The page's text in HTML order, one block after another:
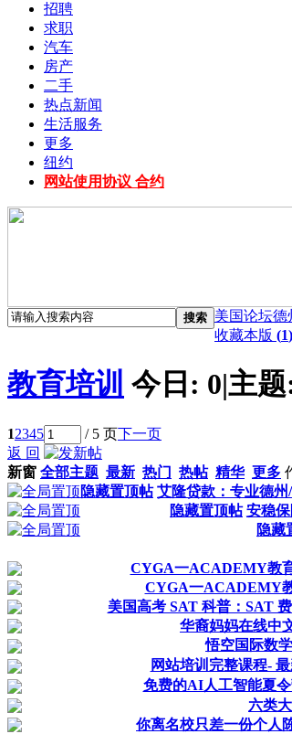
招聘
求职
汽车
房产
二手
热点新闻
生活服务
更多
纽约
网站使用协议 合约
搜索 美国论坛德
收藏本版 (1)
教育培训 今日: 0|主题
12345 / 5 页下一页
返 回
新窗 全部主题 最新 热门 热帖 精华 更多
隐藏置顶帖 艾隆贷款：专业德
隐藏置顶帖 安稳
隐藏
CYGA一ACADEMY教
CYGA一ACADEMY
美国高考 SAT 科普：SAT
华裔妈妈在线中
悟空国际数
网站培训完整课程-
免费的AI人工智能夏
六类
你离名校只差一份个人